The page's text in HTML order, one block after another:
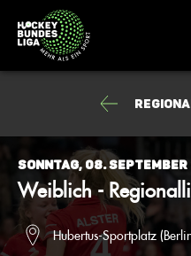
Sonntag, 08. September
Weiblich -
Hubertus-Sportplatz